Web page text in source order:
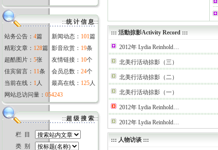
on is co-sponsored
:::统 计 信 息:::
站务公告： 4篇 新闻动态： 101篇
精彩文章： 128篇 影音欣赏： 19条
超酷图片： 5张 友情链接： 10个
佳宾留言： 11条 会员总数： 24个
当前在线： 1 人 最高在线： 125人
网站总访问量： 054243
:::超 级 搜 索:::
栏 目
类 别
::: 活動掠影Activity Record :::
2012年 Lydia Reinhold…
北美行活动掠影（三）
北美行活动掠影（二）
北美行活动掠影（一）
2012年 Lydia Reinhold…
2012年 Lydia Reinhold…
::: 人物访谈 :::